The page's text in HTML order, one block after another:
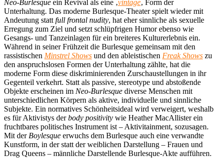
Neo-Burlesque ein Revival als eine ‚vintage‚ Form der
Unterhaltung. Das moderne Burlesque-Theater spielt wieder mit
Andeutung statt full frontal nudity, hat eher sinnliche als sexuelle
Erregung zum Ziel und setzt schlüpfrigen Humor ebenso wie
Gesangs- und Tanzeinlagen für ein breiteres Kulturerlebnis ein.
Während in seiner Frühzeit die Burlesque gemeinsam mit den
rassistischen Minstrel Shows und den ableistischen Freak Shows zu
den anspruchslosen Formen der Unterhaltung zählte, hat die
moderne Form diese diskriminierenden Zurschaustellungen in ihr
Gegenteil verkehrt. Statt als passive, stereotype und abstoßende
Objekte erscheinen im Neo-Burlesque diverse Menschen mit
unterschiedlichen Körpern als aktive, individuelle und sinnliche
Subjekte. Ein normatives Schönheitsideal wird verweigert, weshalb
es für Aktivistys derbody positivity wie Heather MacAllister ein
fruchtbares politisches Instrument ist – Aktivitainment, sozusagen.
Mit der Boylesque erwuchs dem Burlesque auch eine verwandte
Kunstform, in der statt der weiblichen Darstellung – Frauen und
Drag Queens – männliche Darstellende Burlesque-Akte aufführen.